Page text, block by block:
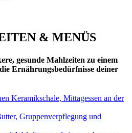
& MENÜS
gesunde Mahlzeiten zu einem
Ernährungsbedürfnisse deiner